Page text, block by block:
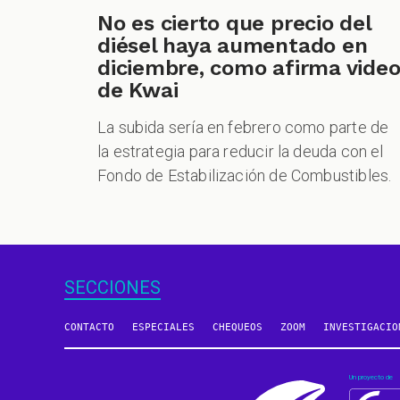
No es cierto que precio del
diésel haya aumentado en
diciembre, como afirma video
de Kwai
La subida sería en febrero como parte de
la estrategia para reducir la deuda con el
Fondo de Estabilización de Combustibles.
SECCIONES
CONTACTO ESPECIALES CHEQUEOS ZOOM
Un proyecto de